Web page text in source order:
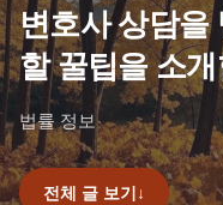
변호사 상담을
할 꿀팁을 소
법률 정보
전체 글 보기↓